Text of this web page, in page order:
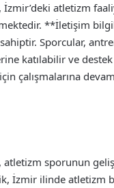
atletizm
**İletişim
Sporcular,
katılabilir ve
çalışmalarına
sporunun
İzmir ilinde atletizm